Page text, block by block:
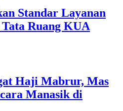
Standar Layanan
Ruang KUA
Haji Mabrur, Mas
Manasik di